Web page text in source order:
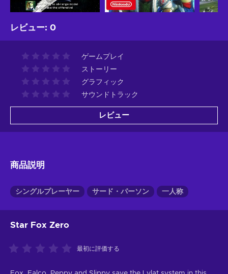
レビュー: 0
ゲームプレイ
ストーリー
グラフィック
サウンドトラック
レビュー
商品説明
シングルプレーヤー サード・パーソン 一人称
Star Fox Zero
最初に評価する